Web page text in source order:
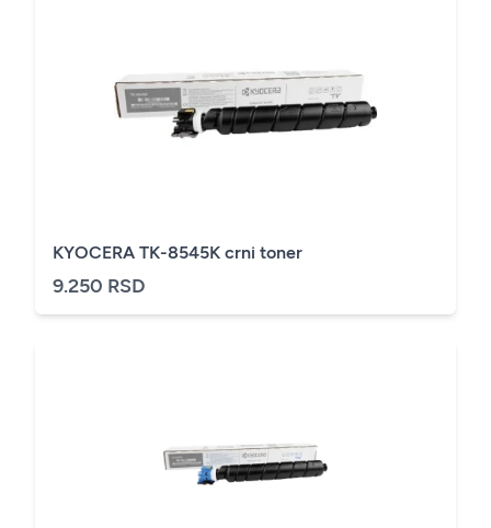
KYOCERA TK-8545K crni toner
9.250 RSD